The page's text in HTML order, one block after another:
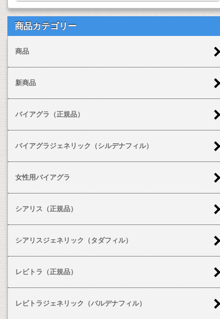
商品カテゴリー
商品
新商品
バイアグラ（正規品）
バイアグラジェネリック（シルデナフィル）
女性用バイアグラ
シアリス（正規品）
シアリスジェネリック（タダフィル）
レビトラ（正規品）
レビトラジェネリック（バルデナフィル）